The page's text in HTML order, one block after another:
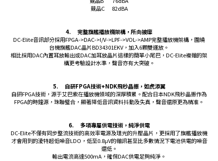
競品C 82dBA
4.
完整旗艦播放機架構，所向披靡
DC-Elite音訊部分採用FPGA->DAC->I/V->LPF->VOL->AMP完整播放機架構，圍繞
台機旗艦DAC晶片BD34301EKV，加入6顆雙運放。
相比採用DAC內置耳放輸出或DAC加耳放晶片這樣的簡單小尾巴，DC-Elite複雜的架
構更考驗設計水準，聲音亦有大突破。
5.
自研FPGA技術+NDK飛秒晶振，如虎添翼
自研FPGA技術，源于艾巴索在播放機領域的深厚積累。配合日本NDK飛秒晶振作為
FPGA的時鐘源，珠聯璧合，顯著降低音訊資料抖動及失真，聲音還原更為精准。
6.
多項專屬供電技術，純淨供電
DC-Elite不僅有同步整流技術的高效率電源及理光的升壓晶片，更採用了旗艦播放機
才會用到的淩特超低噪音LDO，低至0.8μV的雜訊甚至比多數情況下電池供電的噪音
還低。
輸出電流高達500mA，確保DAC供電足夠純淨。